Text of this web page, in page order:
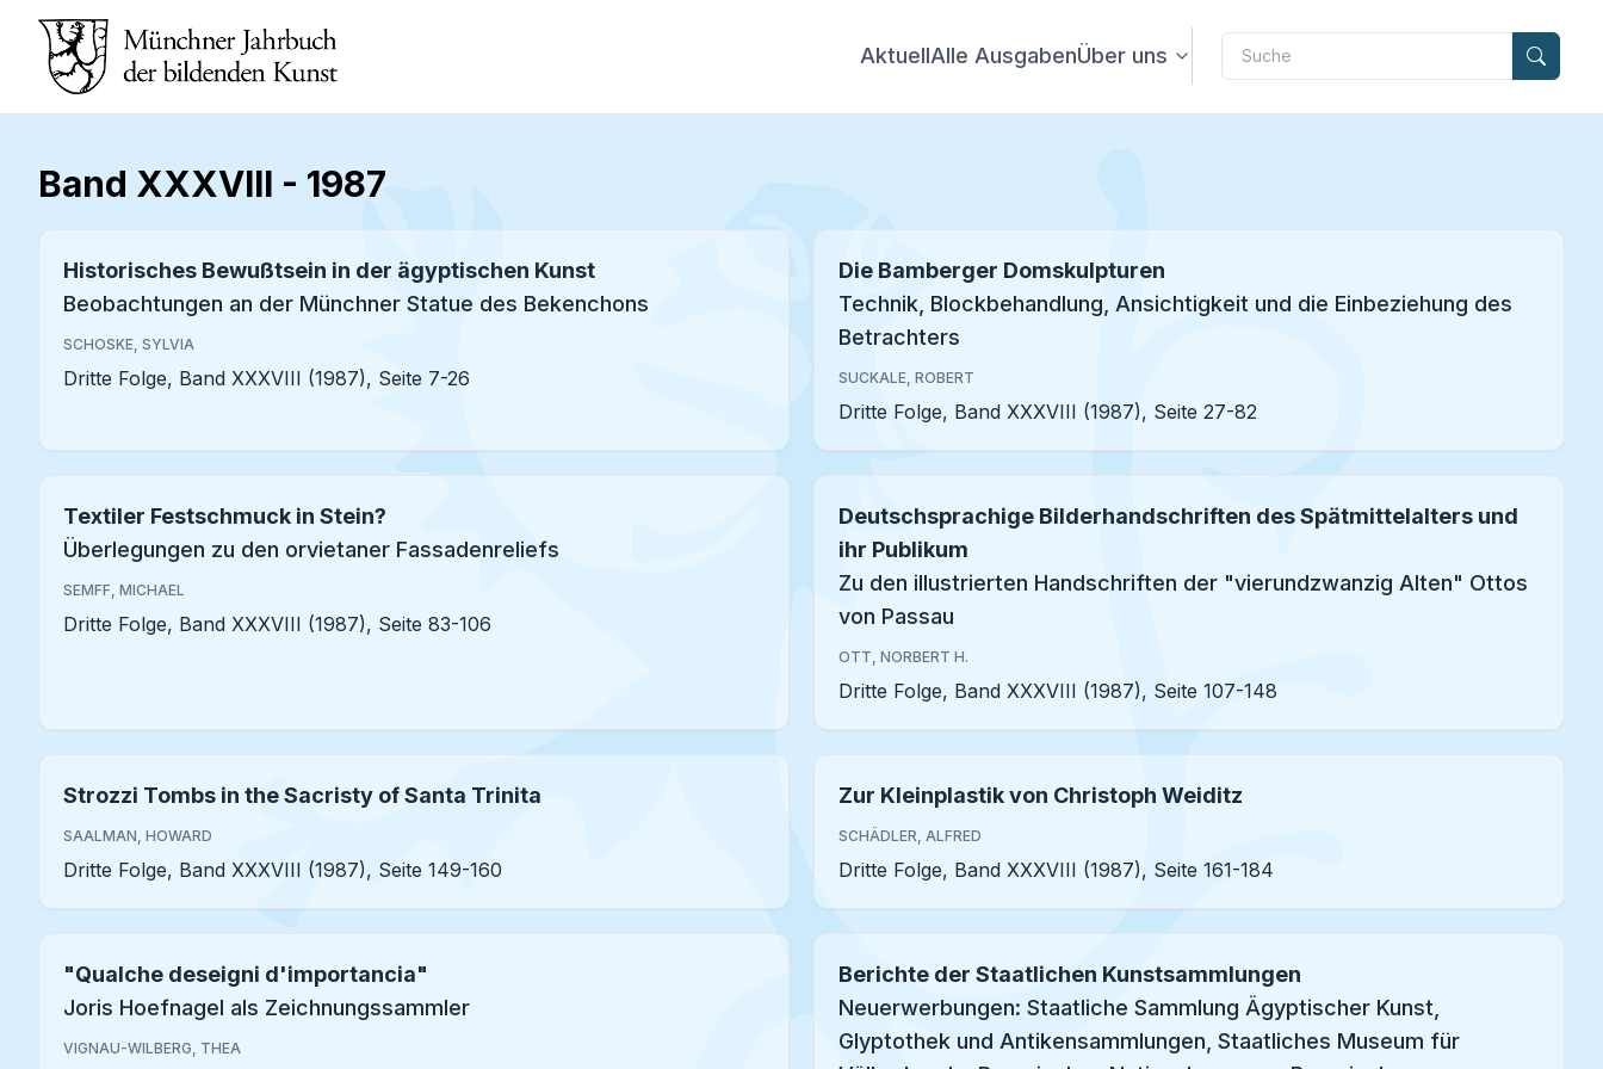
AktuellAlle AusgabenÜber uns
Label
Band XXXVIII - 1987
Historisches Bewußtsein in der ägyptischen Kunst
Beobachtungen an der Münchner Statue des Bekenchons
SCHOSKE, SYLVIA
Dritte Folge, Band XXXVIII (1987), Seite 7-26
Die Bamberger Domskulpturen
Technik, Blockbehandlung, Ansichtigkeit und die Einbeziehung des
Betrachters
SUCKALE, ROBERT
Dritte Folge, Band XXXVIII (1987), Seite 27-82
Textiler Festschmuck in Stein?
Überlegungen zu den orvietaner Fassadenreliefs
SEMFF, MICHAEL
Dritte Folge, Band XXXVIII (1987), Seite 83-106
Deutschsprachige Bilderhandschriften des Spätmittelalters und
ihr Publikum
Zu den illustrierten Handschriften der "vierundzwanzig Alten" Ottos
von Passau
OTT, NORBERT H.
Dritte Folge, Band XXXVIII (1987), Seite 107-148
Strozzi Tombs in the Sacristy of Santa Trinita
SAALMAN, HOWARD
Dritte Folge, Band XXXVIII (1987), Seite 149-160
Zur Kleinplastik von Christoph Weiditz
SCHÄDLER, ALFRED
Dritte Folge, Band XXXVIII (1987), Seite 161-184
"Qualche deseigni d'importancia"
Joris Hoefnagel als Zeichnungssammler
VIGNAU-WILBERG, THEA
Berichte der Staatlichen Kunstsammlungen
Neuerwerbungen: Staatliche Sammlung Ägyptischer Kunst,
Glyptothek und Antikensammlungen, Staatliches Museum für